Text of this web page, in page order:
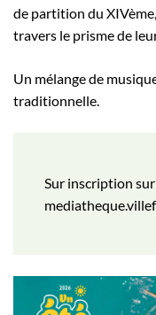
de partition du
travers le prisme de
Un mélange de
traditionnelle.
Sur inscription